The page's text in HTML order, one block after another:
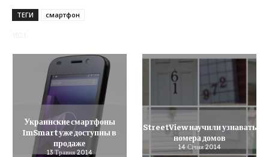
ТЕГИ смартфон
Украинские смартфоны
ImSmart уже доступны в
продаже
13 Травня 2014
StreetView научили узнавать
номера домов
14 Січня 2014